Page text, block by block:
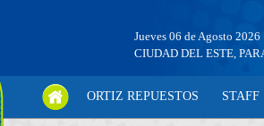
Jueves 06 de Agosto 2026
CIUDAD DEL ESTE,
ORTIZ REPUESTOS STAFF